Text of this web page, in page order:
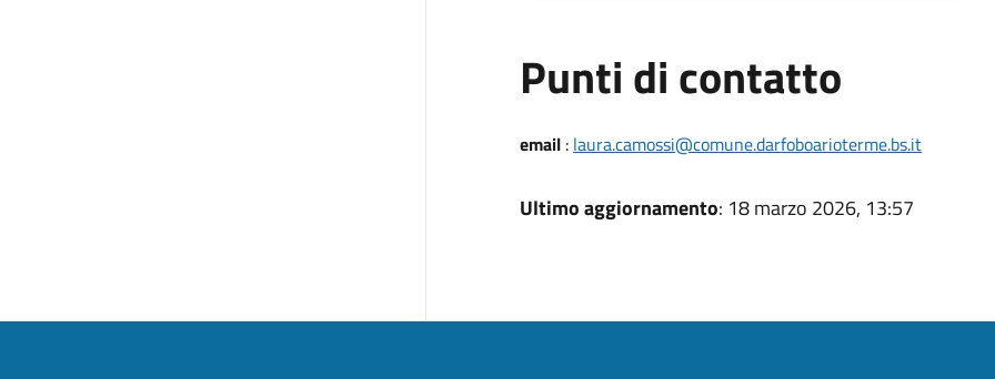
Punti di contatto
email: laura.camossi@comune.darfoboarioterme.bs.it
Ultimo aggiornamento: 18 marzo 2026, 13:57